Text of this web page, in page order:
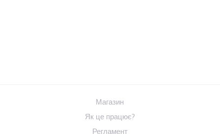
Магазин
Як це працює?
Регламент